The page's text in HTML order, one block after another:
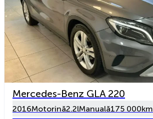
Mercedes-Benz GLA 220
2016Motorină2.2lManuală175 000km